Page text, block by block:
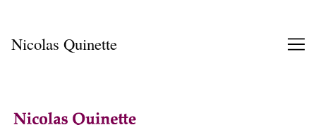
Nicolas Quinette